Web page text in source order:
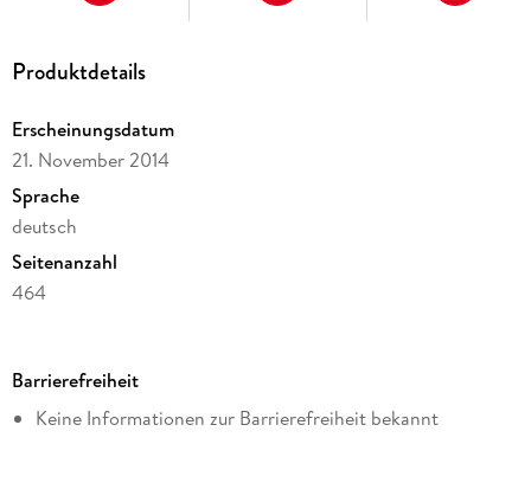
Produktdetails
Erscheinungsdatum
21. November 2014
Sprache
deutsch
Seitenanzahl
464
Altersempfehlung
von 14 bis 99 Jahren
Barrierefreiheit
Keine Informationen zur Barrierefreiheit bekannt